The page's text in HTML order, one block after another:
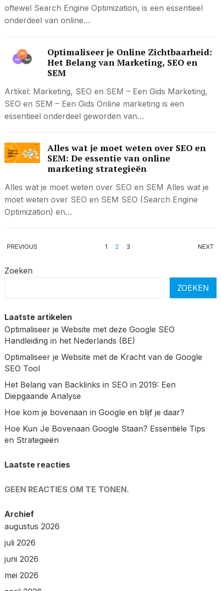
oftewel Search Engine Optimization, is een essentieel
onderdeel van online…
Optimaliseer je Online Zichtbaarheid:
Het Belang van Marketing, SEO en
SEM
Artikel: Marketing, SEO en SEM – Een Gids Marketing,
SEO en SEM – Een Gids Online marketing is een
essentieel onderdeel geworden van…
Alles wat je moet weten over SEO en
SEM: De essentie van online
marketing strategieën
Alles wat je moet weten over SEO en SEM Alles wat je
moet weten over SEO en SEM SEO (Search Engine
Optimization) en…
BERICHTEN
PREVIOUS 1 2 3 NEXT
Zoeken
ZOEKEN
Laatste artikelen
Optimaliseer je Website met deze Google SEO
Handleiding in het Nederlands (BE)
Optimaliseer je Website met de Kracht van de Google
SEO Tool
Het Belang van Backlinks in SEO in 2019: Een
Diepgaande Analyse
Hoe kom je bovenaan in Google en blijf je daar?
Hoe Kun Je Bovenaan Google Staan? Essentiële Tips
en Strategieën
Laatste reacties
GEEN REACTIES OM TE TONEN.
Archief
augustus 2026
juli 2026
juni 2026
mei 2026